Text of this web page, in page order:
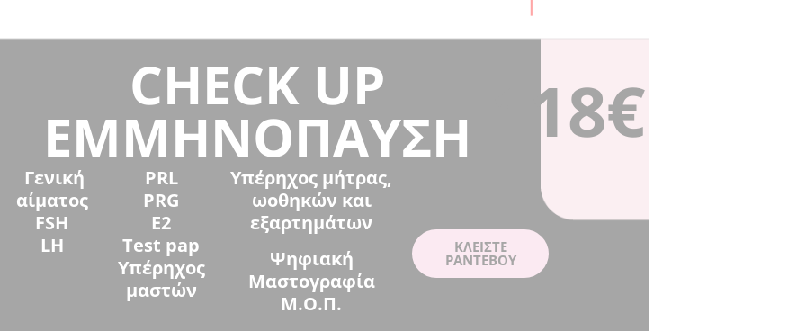
CHECK UP
ΕΜΜΗΝΟΠΑΥΣΗ 118€
Γενική
αίματος
FSH
LH
PRL
PRG
E2
Test pap
Υπέρηχος
μαστών
Υπέρηχος μήτρας,
ωοθηκών και
εξαρτημάτων
Ψηφιακή
Μαστογραφία
Μ.Ο.Π.
ΚΛΕIΣΤΕ
ΡΑΝΤΕΒΟY